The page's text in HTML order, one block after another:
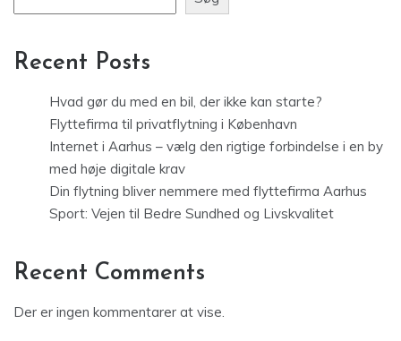
Recent Posts
Hvad gør du med en bil, der ikke kan starte?
Flyttefirma til privatflytning i København
Internet i Aarhus – vælg den rigtige forbindelse i en by
med høje digitale krav
Din flytning bliver nemmere med flyttefirma Aarhus
Sport: Vejen til Bedre Sundhed og Livskvalitet
Recent Comments
Der er ingen kommentarer at vise.